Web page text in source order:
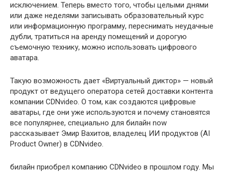
исключением. Теперь вместо того, чтобы целыми днями
или даже неделями записывать образовательный курс
или информационную программу, переснимать неудачные
дубли, тратиться на аренду помещений и дорогую
съемочную технику, можно использовать цифрового
аватара.
Такую возможность дает «Виртуальный диктор» — новый
продукт от ведущего оператора сетей доставки контента
компании CDNvideo. О том, как создаются цифровые
аватары, где они уже используются и почему становятся
все популярнее, специально для билайн now
рассказывает Эмир Вахитов, владелец ИИ продуктов (AI
Product Owner) в CDNvideo.
билайн приобрел компанию CDNvideo в прошлом году. Мы